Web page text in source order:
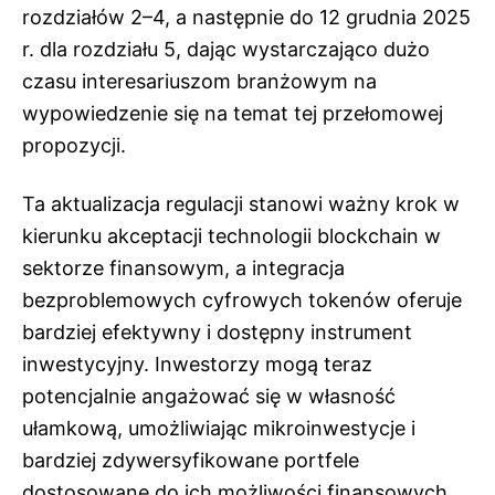
rozdziałów 2–4, a następnie do 12 grudnia 2025
r. dla rozdziału 5, dając wystarczająco dużo
czasu interesariuszom branżowym na
wypowiedzenie się na temat tej przełomowej
propozycji.
Ta aktualizacja regulacji stanowi ważny krok w
kierunku akceptacji technologii blockchain w
sektorze finansowym, a integracja
bezproblemowych cyfrowych tokenów oferuje
bardziej efektywny i dostępny instrument
inwestycyjny. Inwestorzy mogą teraz
potencjalnie angażować się w własność
ułamkową, umożliwiając mikroinwestycje i
bardziej zdywersyfikowane portfele